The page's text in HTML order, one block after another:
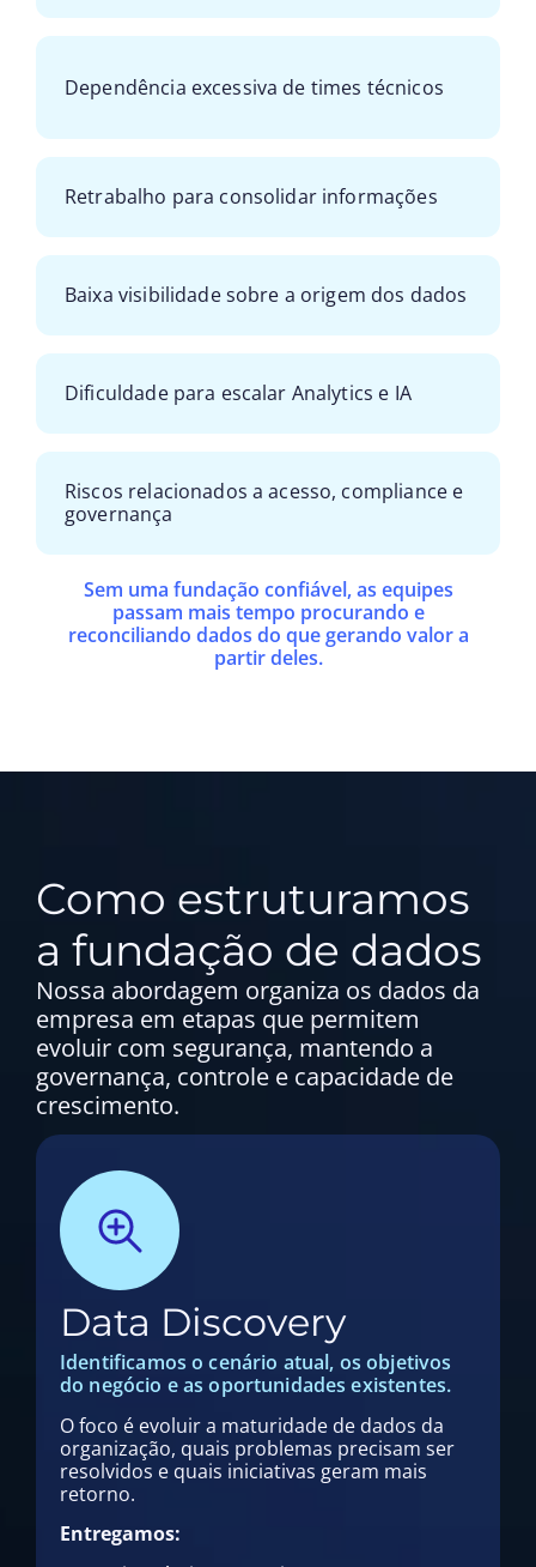
Dependência excessiva de times técnicos
Retrabalho para consolidar informações
Baixa visibilidade sobre a origem dos dados
Dificuldade para escalar Analytics e IA
Riscos relacionados a acesso, compliance e
governança
Sem uma fundação confiável, as equipes
passam mais tempo procurando e
reconciliando dados do que gerando valor a
partir deles.
Como estruturamos
a fundação de dados
Nossa abordagem organiza os dados da
empresa em etapas que permitem
evoluir com segurança, mantendo a
governança, controle e capacidade de
crescimento.
Data Discovery
Identificamos o cenário atual, os objetivos
do negócio e as oportunidades existentes.
O foco é evoluir a maturidade de dados da
organização, quais problemas precisam ser
resolvidos e quais iniciativas geram mais
retorno.
Entregamos: